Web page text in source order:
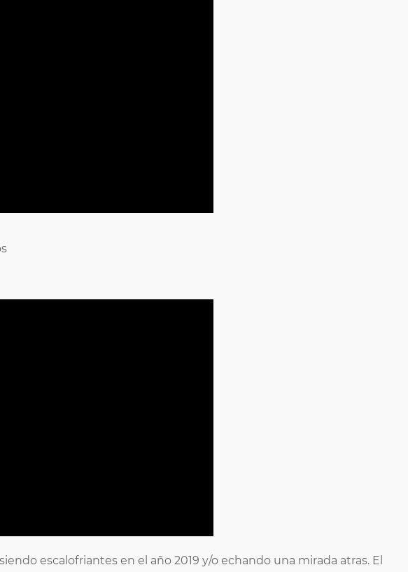
escalofriantes en el año 2019 y/o echando una mirada atras. El